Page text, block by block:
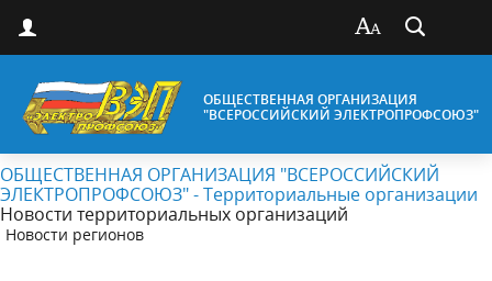
ОБЩЕСТВЕННАЯ ОРГАНИЗАЦИЯ
"ВСЕРОССИЙСКИЙ ЭЛЕКТРОПРОФСОЮЗ"
ОБЩЕСТВЕННАЯ ОРГАНИЗАЦИЯ "ВСЕРОССИЙСКИЙ
ЭЛЕКТРОПРОФСОЮЗ" - Территориальные организации
Новости территориальных организаций
Новости регионов